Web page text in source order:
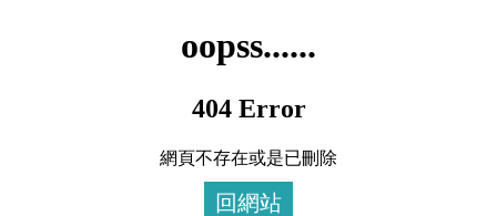
oopss......
404 Error
網頁不存在或是已刪除
回網站